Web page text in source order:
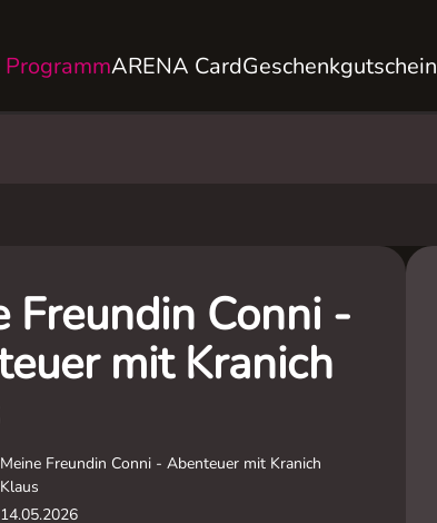
ProgrammARENA CardGeschenkgutschein
Freundin Conni -
mit Kranich
Meine Freundin Conni - Abenteuer mit Kranich
Klaus
14.05.2026